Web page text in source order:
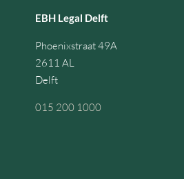
EBH Legal Delft
Phoenixstraat 49A
2611 AL
Delft
015 200 1000